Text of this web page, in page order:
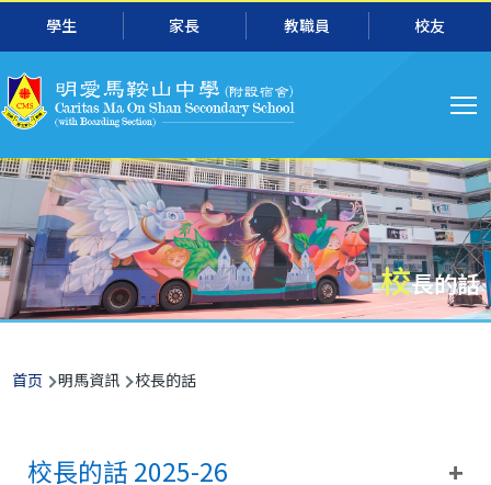
跳转到主要内容
學生 家長 教職員 校友
导
航
校長的話
面
包
首页 明馬資訊 校長的話
校長的話 2025-26